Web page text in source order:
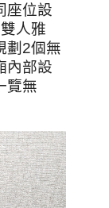
座位設
人雅
劃2個無
內部設
覽無